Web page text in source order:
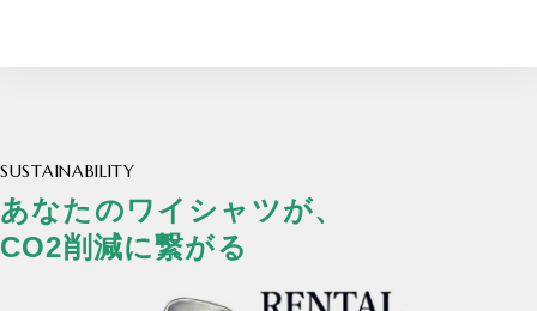
SUSTAINABILITY
あなたのワイシャツが、
CO2削減に繋がる